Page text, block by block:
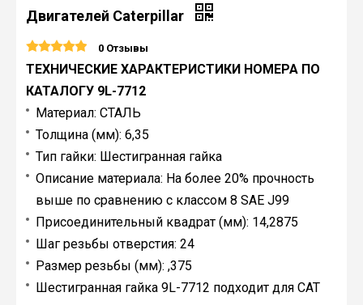
Двигателей Caterpillar
0 Отзывы
ТЕХНИЧЕСКИЕ ХАРАКТЕРИСТИКИ НОМЕРА ПО
КАТАЛОГУ 9L-7712
Материал: СТАЛЬ
Толщина (мм): 6,35
Тип гайки: Шестигранная гайка
Описание материала: На более 20% прочность
выше по сравнению с классом 8 SAE J99
Присоединительный квадрат (мм): 14,2875
Шаг резьбы отверстия: 24
Размер резьбы (мм): ,375
Шестигранная гайка 9L-7712 подходит для CAT